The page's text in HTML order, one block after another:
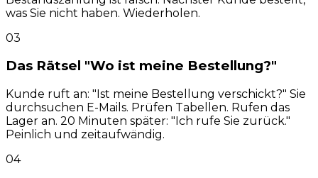
was Sie nicht haben. Wiederholen.
03
Das Rätsel "Wo ist meine Bestellung?"
Kunde ruft an: "Ist meine Bestellung verschickt?" Sie
durchsuchen E-Mails. Prüfen Tabellen. Rufen das
Lager an. 20 Minuten später: "Ich rufe Sie zurück."
Peinlich und zeitaufwändig.
04